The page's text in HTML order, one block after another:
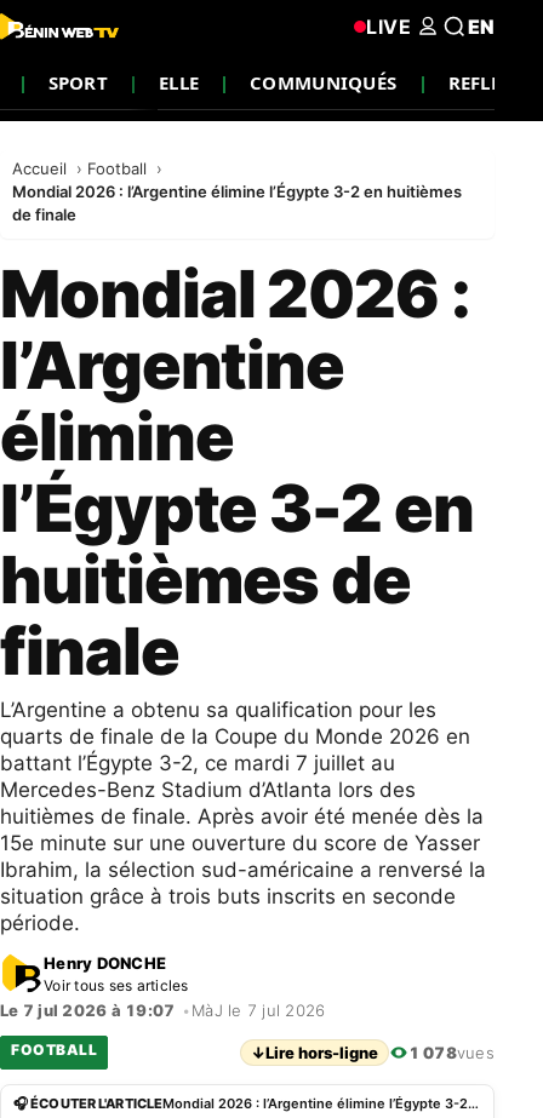
SPORT ELLE COMMUNIQUÉS
LIVE EN
Accueil
Football
Mondial 2026 : l’Argentine élimine l’Égypte 3-2 en huitièmes
de finale
Mondial 2026 :
l’Argentine
élimine
l’Égypte 3-2 en
huitièmes de
finale
L’Argentine a obtenu sa qualification pour les
quarts de finale de la Coupe du Monde 2026 en
battant l’Égypte 3-2, ce mardi 7 juillet au
Mercedes-Benz Stadium d’Atlanta lors des
huitièmes de finale. Après avoir été menée dès la
15e minute sur une ouverture du score de Yasser
Ibrahim, la sélection sud-américaine a renversé la
situation grâce à trois buts inscrits en seconde
période.
Henry DONCHE
Voir tous ses articles
Le 7 jul 2026 à 19:07 • MàJ le 7 jul 2026
FOOTBALL ↓Lire hors-ligne 1 078vues
🎧 ÉCOUTER L'ARTICLE Mondial 2026 : l’Argentine élimine l’Égypte 3-2 en huitièmes de finale